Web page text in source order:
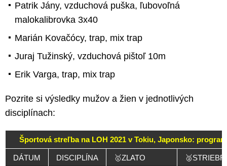
Patrik Jány, vzduchová puška, ľubovoľná
malokalibrovka 3x40
Marián Kovačócy, trap, mix trap
Juraj Tužinský, vzduchová pištoľ 10m
Erik Varga, trap, mix trap
Pozrite si výsledky mužov a žien v jednotlivých
disciplínach:
Športová streľba na LOH 2021 v Tokiu, Japonsko:
DÁTUM DISCIPLÍNA 🥇ZLATO